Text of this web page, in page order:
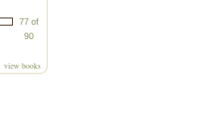
77 of
90
view books